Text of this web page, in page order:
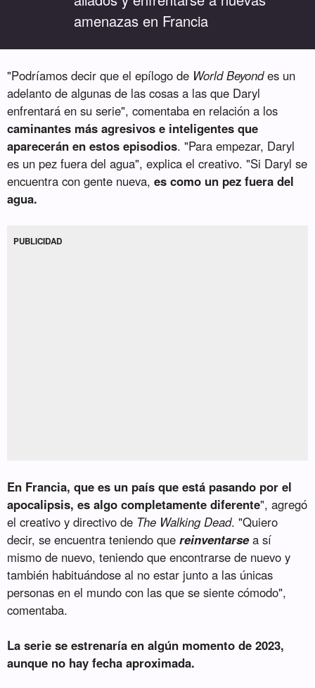
amenazas en Francia
"Podríamos decir que el epílogo de World Beyondes un
adelanto de algunas de las cosas a las que Daryl
enfrentará en su serie", comentaba en relación a los
caminantes más agresivos e inteligentes que
aparecerán en estos episodios. "Para empezar, Daryl
es un pez fuera del agua", explica el creativo. "Si Daryl se
encuentra con gente nueva,es como un pez fuera del
agua.
PUBLICIDAD
En Francia, que es un país que está pasando por el
apocalipsis, es algo completamente diferente", agregó
el creativo y directivo de The Walking Dead. "Quiero
decir, se encuentra teniendo quereinventarsea sí
mismo de nuevo, teniendo que encontrarse de nuevo y
también habituándose al no estar junto a las únicas
personas en el mundo con las que se siente cómodo",
comentaba.
La serie se estrenaría en algún momento de 2023,
aunque no hay fecha aproximada.